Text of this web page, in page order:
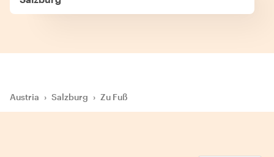
Austria › Salzburg › Zu Fuß